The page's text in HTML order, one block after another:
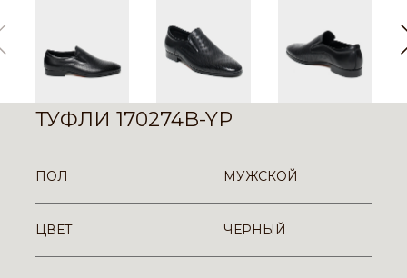
ТУФЛИ 170274B-YP
ПОЛ МУЖСКОЙ
ЦВЕТ ЧЕРНЫЙ